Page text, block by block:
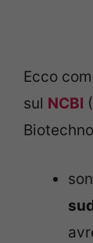
Ecco
sul NCBI